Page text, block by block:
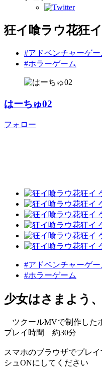
狂イ喰ラウ花狂イ
#アドベンチャーゲー
#ホラーゲーム
はーちゅ02
フォロー
#アドベンチャーゲー
#ホラーゲーム
少女はさまよう
ツクールMVで制作した
プレイ時間 約30分
スマホのブラウザでプレ
シュONにしてください